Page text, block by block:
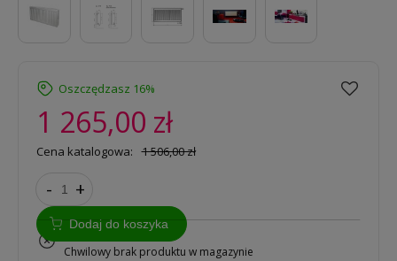
Oszczędzasz 16%
1 265,00 zł
Cena katalogowa: 1 506,00 zł
- +
Dodaj do koszyka
na zamówienie
Chwilowy brak produktu w magazynie